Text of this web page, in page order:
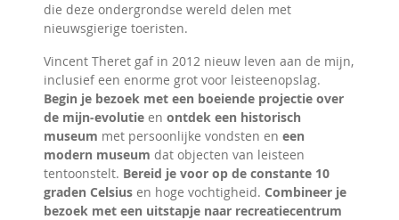
die deze ondergrondse wereld delen met
nieuwsgierige toeristen.
Vincent Theret gaf in 2012 nieuw leven aan de mijn,
inclusief een enorme grot voor leisteenopslag.
Begin je bezoek met een boeiende projectie over
de mijn-evolutie en ontdek een historisch
museum met persoonlijke vondsten en een
modern museum dat objecten van leisteen
tentoonstelt. Bereid je voor op de constante 10
graden Celsius en hoge vochtigheid. Combineer je
bezoek met een uitstapje naar recreatiecentrum